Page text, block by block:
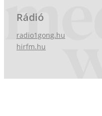
Rádió
radio1gong.hu
hirfm.hu